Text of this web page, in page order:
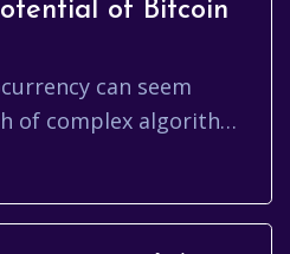
of Bitcoin
can seem
of complex algorithms
But at its core, bitcoin